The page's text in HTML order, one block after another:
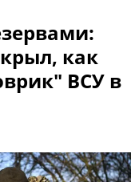
как
ВСУ в